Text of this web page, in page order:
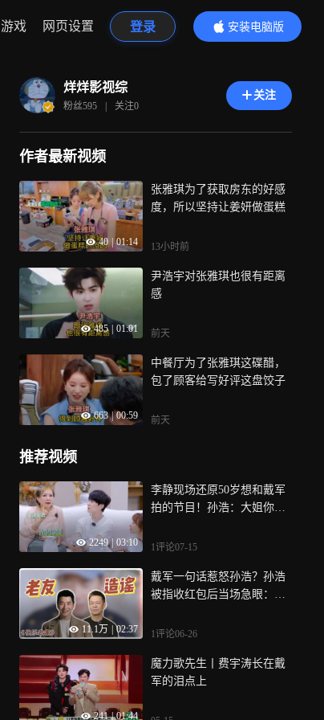
游戏 网页设置 登录
安装电脑版
内容更精彩
烊烊影视综
粉丝595 | 关注0
关注
作者最新视频
40 01:14
张雅琪为了获取房东的好感
度，所以坚持让姜妍做蛋糕
13小时前
485 01:01
尹浩宇对张雅琪也很有距离
感
前天
663 | 00:59
中餐厅为了张雅琪这碟醋，
包了顾客给写好评这盘饺子
前天
推荐视频
2249 03:10
李静现场还原50岁想和戴军
拍的节目！孙浩：大姐你许
1评论07-15
11.1万 02:37
戴军一句话惹怒孙浩？孙浩
被指收红包后当场急眼：胡
1评论06-26
241 | 01:44
魔力歌先生丨费宇涛长在戴
军的泪点上